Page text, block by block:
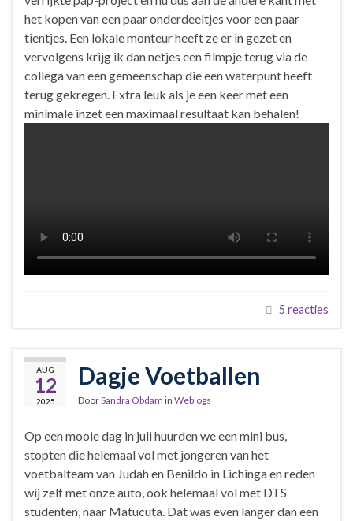
het kopen van een paar onderdeeltjes voor een paar
tientjes. Een lokale monteur heeft ze er in gezet en
vervolgens krijg ik dan netjes een filmpje terug via de
collega van een gemeenschap die een waterpunt heeft
terug gekregen. Extra leuk als je een keer met een
minimale inzet een maximaal resultaat kan behalen!
5 reacties
AUG
12
2025
Dagje Voetballen
DoorSandra Obdam in Weblogs
Op een mooie dag in juli huurden we een mini bus,
stopten die helemaal vol met jongeren van het
voetbalteam van Judah en Benildo in Lichinga en reden
wij zelf met onze auto, ook helemaal vol met DTS
studenten, naar Matucuta. Dat was even langer dan een